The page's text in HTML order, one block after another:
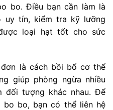
bo. Điều bạn cần làm là
tín, kiểm tra kỹ lưỡng
loại hạt tốt cho sức
là cách bồi bổ cơ thể
giúp phòng ngừa nhiều
đối tượng khác nhau. Để
bo, bạn có thể liên hệ